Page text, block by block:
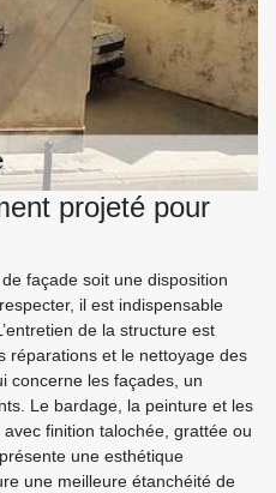
projeté pour
façade soit une disposition
il est indispensable
de la structure est
réparations et le nettoyage des
concerne les façades, un
Le bardage, la peinture et les
finition talochée, grattée ou
une esthétique
une meilleure étanchéité de